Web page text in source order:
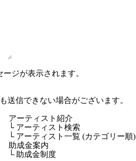
ジが表示されます。
信できない場合がございます。
アーティスト紹介
└ アーティスト検索
└ アーティスト一覧 (カテゴリー順)
助成金案内
└ 助成金制度